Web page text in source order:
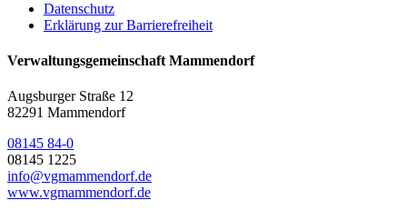
Datenschutz
Erklärung zur Barrierefreiheit
Verwaltungsgemeinschaft Mammendorf
Augsburger Straße 12
82291 Mammendorf
08145 84-0
08145 1225
info@vgmammendorf.de
www.vgmammendorf.de